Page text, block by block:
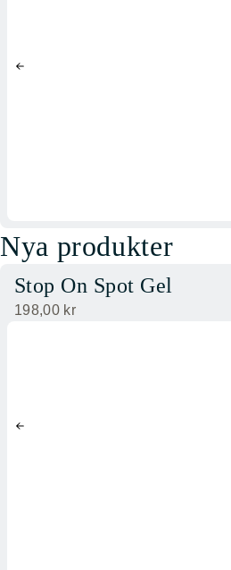
Nya produkter
Stop On Spot Gel
198,00 kr